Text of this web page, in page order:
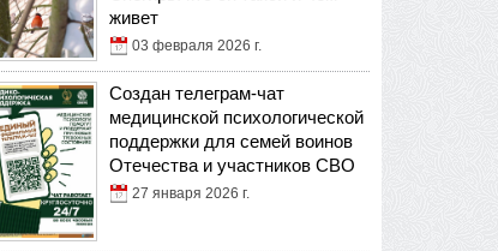
живет
03 февраля 2026 г.
Создан телеграм-чат
медицинской психологической
поддержки для семей воинов
Отечества и участников СВО
27 января 2026 г.